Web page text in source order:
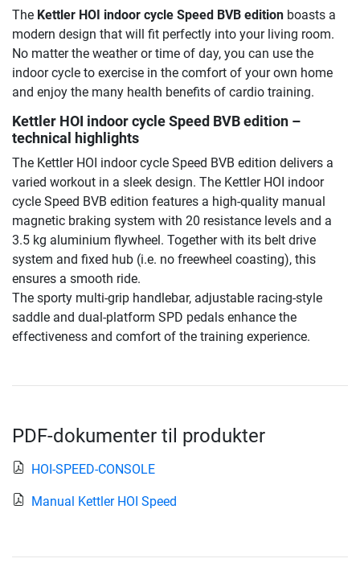
The Kettler HOI indoor cycle Speed BVB edition boasts a
modern design that will fit perfectly into your living room.
No matter the weather or time of day, you can use the
indoor cycle to exercise in the comfort of your own home
and enjoy the many health benefits of cardio training.
Kettler HOI indoor cycle Speed BVB edition –
technical highlights
The Kettler HOI indoor cycle Speed BVB edition delivers a
varied workout in a sleek design. The Kettler HOI indoor
cycle Speed BVB edition features a high-quality manual
magnetic braking system with 20 resistance levels and a
3.5 kg aluminium flywheel. Together with its belt drive
system and fixed hub (i.e. no freewheel coasting), this
ensures a smooth ride.
The sporty multi-grip handlebar, adjustable racing-style
saddle and dual-platform SPD pedals enhance the
effectiveness and comfort of the training experience.
PDF-dokumenter til produkter
HOI-SPEED-CONSOLE
Manual Kettler HOI Speed